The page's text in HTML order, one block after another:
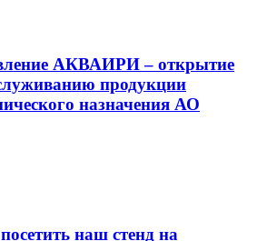
АКВАИРИ – открытие
продукции
назначения АО
наш стенд на